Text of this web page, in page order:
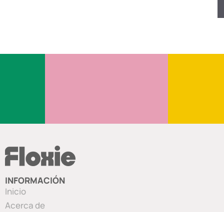
INFORMACIÓN
Inicio
Acerca de